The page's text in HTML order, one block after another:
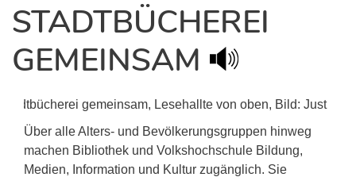
STADTBÜCHEREI
GEMEINSAM
Über alle Alters- und Bevölkerungsgruppen hinweg
machen Bibliothek und Volkshochschule Bildung,
Medien, Information und Kultur zugänglich. Sie